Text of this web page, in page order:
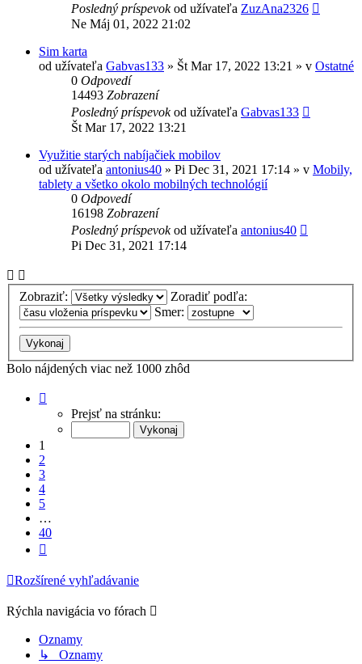
Posledný príspevokod užívateľa ZuzAna2326
Ne Máj 01, 2022 21:02
Sim karta
od užívateľa Gabvas133 » Št Mar 17, 2022 13:21 » v Ostatné
0 Odpovedí
14493 Zobrazení
Posledný príspevokod užívateľa Gabvas133
Št Mar 17, 2022 13:21
Využitie starých nabíjačiek mobilov
od užívateľa antonius40 » Pi Dec 31, 2021 17:14 » v Mobily,
tablety a všetko okolo mobilných technológií
0 Odpovedí
16198 Zobrazení
Posledný príspevokod užívateľa antonius40
Pi Dec 31, 2021 17:14
Zobraziť:
Zoradiť podľa:
Smer:
Bolo nájdených viac než 1000 zhôd
Prejsť na stránku:
1
2
3
4
5
…
40
Rozšírené vyhľadávanie
Rýchla navigácia vo fórach
Oznamy
↳ Oznamy